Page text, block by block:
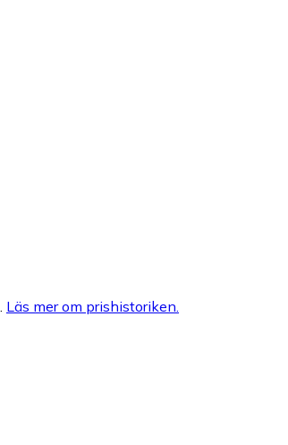
Läs mer om prishistoriken.